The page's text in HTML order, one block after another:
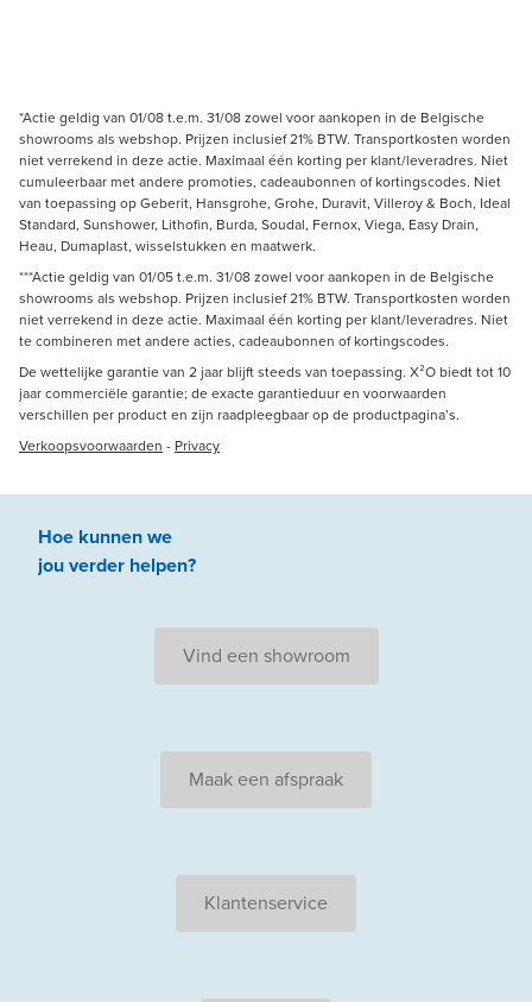
*Actie geldig van 01/08 t.e.m. 31/08 zowel voor aankopen in de Belgische
showrooms als webshop. Prijzen inclusief 21% BTW. Transportkosten worden
niet verrekend in deze actie. Maximaal één korting per klant/leveradres. Niet
cumuleerbaar met andere promoties, cadeaubonnen of kortingscodes. Niet
van toepassing op Geberit, Hansgrohe, Grohe, Duravit, Villeroy & Boch, Ideal
Standard, Sunshower, Lithofin, Burda, Soudal, Fernox, Viega, Easy Drain,
Heau, Dumaplast, wisselstukken en maatwerk.
***Actie geldig van 01/05 t.e.m. 31/08 zowel voor aankopen in de Belgische
showrooms als webshop. Prijzen inclusief 21% BTW. Transportkosten worden
niet verrekend in deze actie. Maximaal één korting per klant/leveradres. Niet
te combineren met andere acties, cadeaubonnen of kortingscodes.
De wettelijke garantie van 2 jaar blijft steeds van toepassing. X²O biedt tot 10
jaar commerciële garantie; de exacte garantieduur en voorwaarden
verschillen per product en zijn raadpleegbaar op de productpagina’s.
Verkoopsvoorwaarden - Privacy
Hoe kunnen we
jouverder helpen?
Vind een showroom
Maak een afspraak
Klantenservice